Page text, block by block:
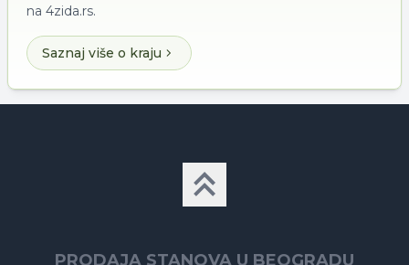
na 4zida.rs.
Saznaj više o kraju
PRODAJA STANOVA U BEOGRADU